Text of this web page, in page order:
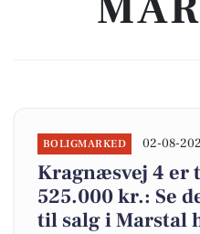
BOLIGMARKED 02-08-
Kragnæsvej 4 er
525.000 kr.: Se
til salg i Marstal